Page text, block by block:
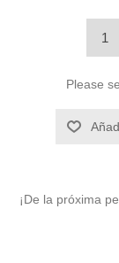
Please
¡De la próxima